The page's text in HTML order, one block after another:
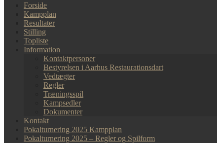
Forside
Kampplan
Resultater
Stilling
Topliste
Information
Kontaktpersoner
Bestyrelsen i Aarhus Restaurationsdart
Vedtægter
Regler
Træningsspil
Kampsedler
Dokumenter
Kontakt
Pokalturnering 2025 Kampplan
Pokalturnering 2025 – Regler og Spilform